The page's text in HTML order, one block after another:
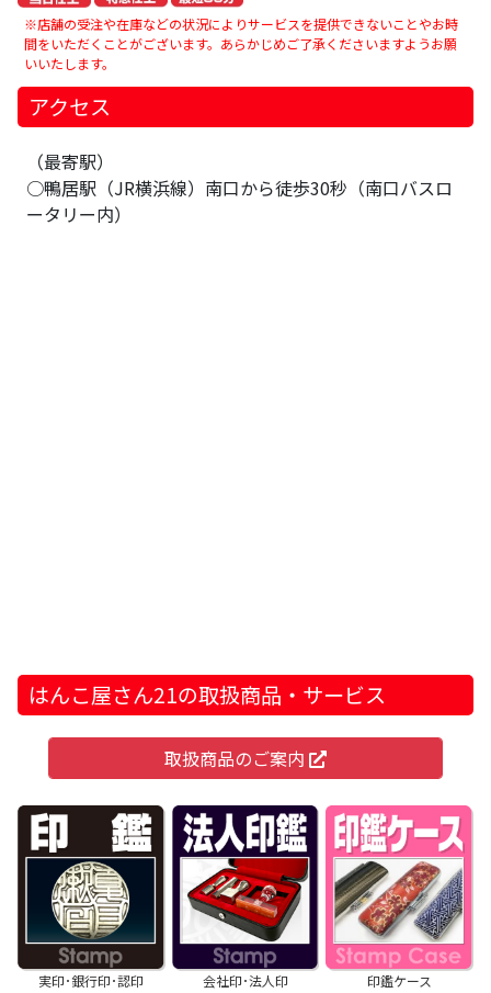
※店舗の受注や在庫などの状況によりサービスを提供できないことやお時
間をいただくことがございます。あらかじめご了承くださいますようお願
いいたします。
アクセス
（最寄駅）
○鴨居駅（JR横浜線）南口から徒歩30秒（南口バスロ
ータリー内）
はんこ屋さん21の取扱商品・サービス
取扱商品のご案内
実印･銀行印･認印 会社印･法人印 印鑑ケース